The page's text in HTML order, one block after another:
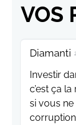
VOS
Diamanti
Investir
c’est ça
si vous